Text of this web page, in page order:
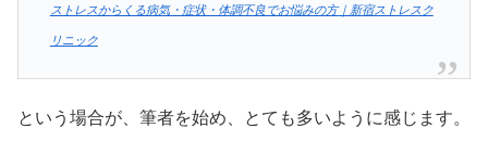
ストレスからくる病気・症状・体調不良でお悩みの方｜新宿ストレスク
リニック
という場合が、筆者を始め、とても多いように感じます。